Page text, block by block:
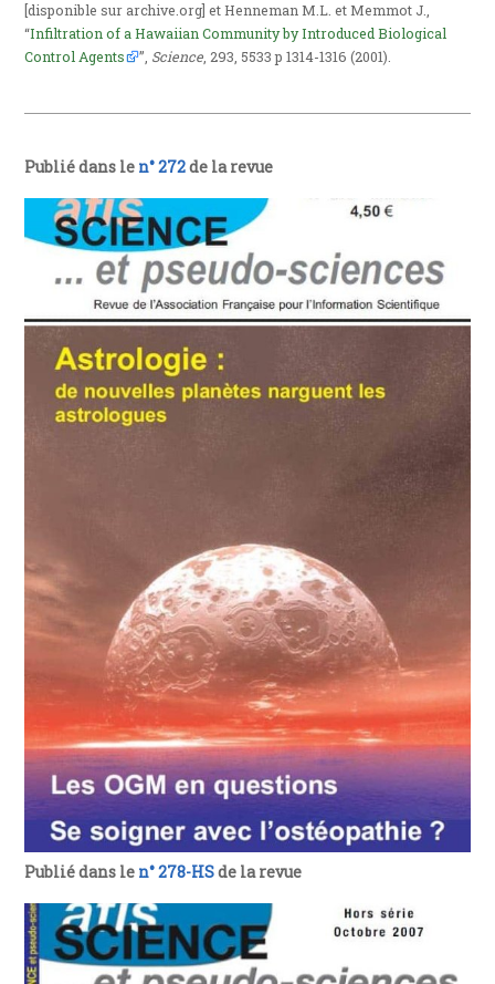
[disponible sur archive.org] et Henneman M.L. et Memmot J.,
“Infiltration of a Hawaiian Community by Introduced Biological
Control Agents
”, Science , 293, 5533 p 1314-1316 (2001).
Publié dans le n° 272de la revue
Publié dans le n° 278-HSde la revue